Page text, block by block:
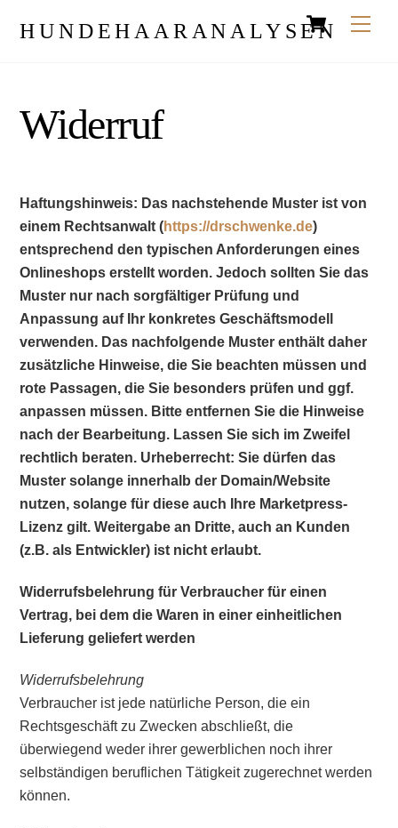
Cart
HUNDEHAARANALYSEN
Widerruf
Haftungshinweis: Das nachstehende Muster ist von
einem Rechtsanwalt (https://drschwenke.de)
entsprechend den typischen Anforderungen eines
Onlineshops erstellt worden. Jedoch sollten Sie das
Muster nur nach sorgfältiger Prüfung und
Anpassung auf Ihr konkretes Geschäftsmodell
verwenden. Das nachfolgende Muster enthält daher
zusätzliche Hinweise, die Sie beachten müssen und
rote Passagen, die Sie besonders prüfen und ggf.
anpassen müssen. Bitte entfernen Sie die Hinweise
nach der Bearbeitung. Lassen Sie sich im Zweifel
rechtlich beraten. Urheberrecht: Sie dürfen das
Muster solange innerhalb der Domain/Website
nutzen, solange für diese auch Ihre Marketpress-
Lizenz gilt. Weitergabe an Dritte, auch an Kunden
(z.B. als Entwickler) ist nicht erlaubt.
Widerrufsbelehrung für Verbraucher für einen
Vertrag, bei dem die Waren in einer einheitlichen
Lieferung geliefert werden
Widerrufsbelehrung
Verbraucher ist jede natürliche Person, die ein
Rechtsgeschäft zu Zwecken abschließt, die
überwiegend weder ihrer gewerblichen noch ihrer
selbständigen beruflichen Tätigkeit zugerechnet werden
können.